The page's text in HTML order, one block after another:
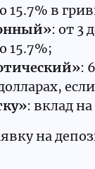
15.7% в
: от 3
15.7%;
:
: вклад
на